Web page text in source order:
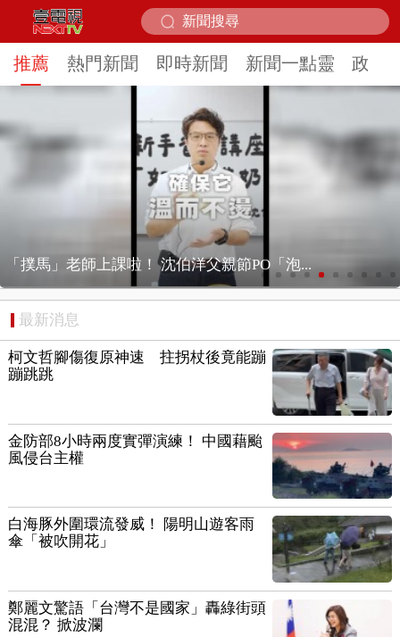
推薦 熱門新聞 即時新聞 新聞一點靈 政治
獨家／ 強風釀禍！ 喜來登飯店圍籬砸傷人、...
最新消息
柯文哲腳傷復原神速 拄拐杖後竟能蹦
蹦跳跳
金防部8小時兩度實彈演練！ 中國藉颱
風侵台主權
白海豚外圍環流發威！ 陽明山遊客雨
傘「被吹開花」
鄭麗文驚語「台灣不是國家」轟綠街頭
混混？ 掀波瀾